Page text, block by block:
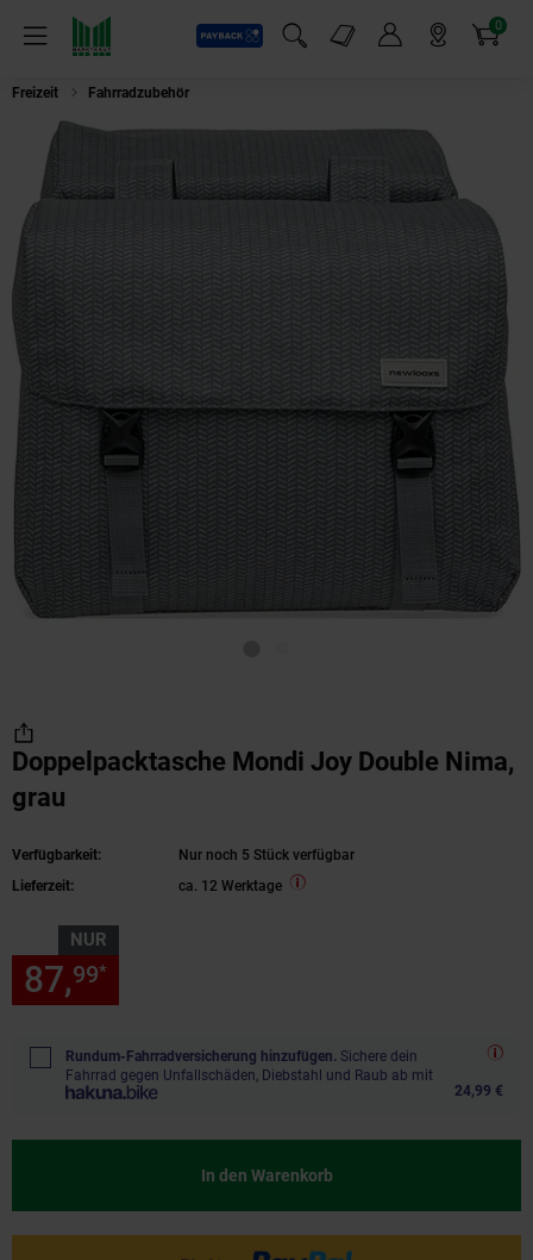
Menü
Payback
Suchfeld einblenden
Markt-Angebote 0
Artikel
Freizeit Fahrradzubehör
Doppelpacktasche Mondi Joy Double Nima,
grau
Verfügbarkeit:
Nur noch 5 Stück verfügbar
Lieferzeit:
ca. 12 Werktage
NUR
87,99*
Rundum-Fahrradversicherung hinzufügen. Sichere dein
Fahrrad gegen Unfallschäden, Diebstahl und Raub ab mit
24,99 €
In den Warenkorb